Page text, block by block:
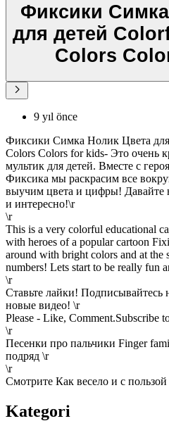
Фиксики
для детей
Colors
9 yıl önce
Фиксики Симка Нолик Цвета
Colors Colors for kids- Это очень
мультик для детей. Вместе с
Фиксика мы раскрасим все
выучим цвета и цифры! Давайте
и интересно!\r
\r
This is a very colorful educational
with heroes of a popular cartoon
around with bright colors and at the
numbers! Lets start to be really fun
\r
Ставьте лайки! Подписывайтесь
новые видео! \r
Please - Like, Comment.Subscribe
\r
Песенки про пальчики Finger
подряд \r
\r
Смотрите Как весело и с
Kategori